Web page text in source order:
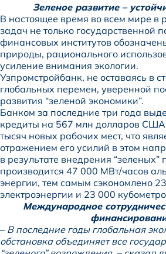
Зеленое развитие –
В настоящее время во всем мире в
задач не только государственной
финансовых институтов
природы, рационального
усиление внимания экологии.
Узпромстройбанк, не оставаясь в
глобальных перемен, уверенной
развития “зеленой экономики”.
Банком за последние три года
кредиты на 567 млн долларов США
тысяч новых рабочих мест, что
отражением его усилий в этом
в результате внедрения “зеленых”
производится 47 000 МВт/часов
энергии, тем самым сэкономлено
электроэнергии и 23 000
Международное
– В последние годы глобальная
обстановка объединяет все